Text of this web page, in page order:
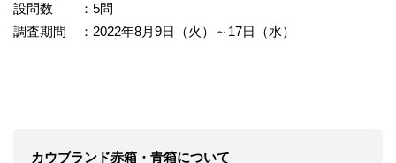
設問数 ：5問
調査期間 ：2022年8月9日（火）～17日（水）
カウブランド赤箱・青箱について